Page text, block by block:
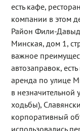
есть кафе,
компании в этом
Район Фили-
Минская, дом 1,
важное
автозаправок,
аренда по улице
в незначительной
ходьбы),
корпоративный
использовались